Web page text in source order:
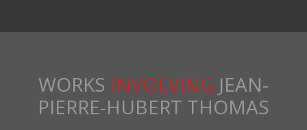
WORKS INVOLVING JEAN-
PIERRE-HUBERT THOMAS